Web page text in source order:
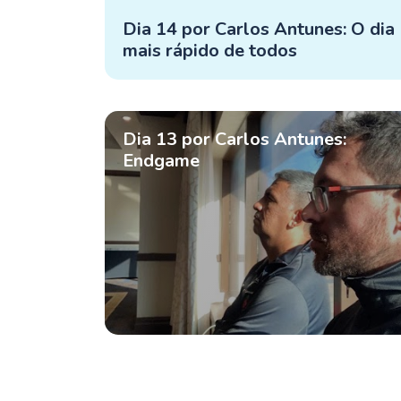
Dia 14 por Carlos Antunes: O dia
mais rápido de todos
Dia 13 por Carlos Antunes:
Endgame